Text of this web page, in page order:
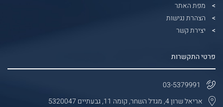
מפת האתר
הצהרת נגישות
יצירת קשר
פרטי התקשרות
03-5379991
אריאל שרון 4, מגדל השחר, קומה 11, גבעתיים 5320047